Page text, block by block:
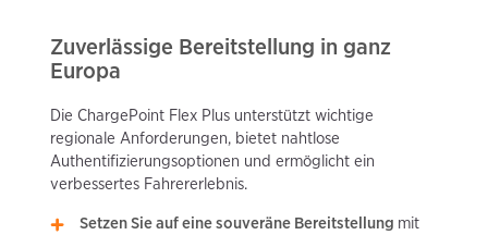
Zuverlässige Bereitstellung in ganz
Europa
Die ChargePoint Flex Plus unterstützt wichtige
regionale Anforderungen, bietet nahtlose
Authentifizierungsoptionen und ermöglicht ein
verbessertes Fahrererlebnis.
Setzen Sie auf eine souveräne Bereitstellung mit